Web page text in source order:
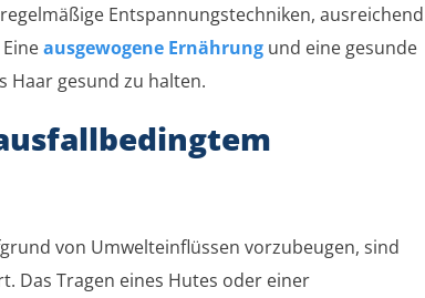
Entspannungstechniken, ausreichend
ausgewogene Ernährung und eine gesunde
Haar gesund zu halten.
von Umwelteinflüssen vorzubeugen, sind
Das Tragen eines Hutes oder einer